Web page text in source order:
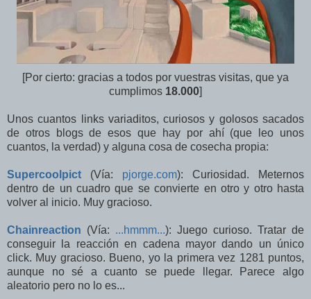
[Por cierto: gracias a todos por vuestras visitas, que ya
cumplimos 18.000]
Unos cuantos links variaditos, curiosos y golosos sacados
de otros blogs de esos que hay por ahí (que leo unos
cuantos, la verdad) y alguna cosa de cosecha propia:
Supercoolpict (Vía: pjorge.com): Curiosidad. Meternos
dentro de un cuadro que se convierte en otro y otro hasta
volver al inicio. Muy gracioso.
Chainreaction (Vía: ...hmmm...): Juego curioso. Tratar de
conseguir la reacción en cadena mayor dando un único
click. Muy gracioso. Bueno, yo la primera vez 1281 puntos,
aunque no sé a cuanto se puede llegar. Parece algo
aleatorio pero no lo es...